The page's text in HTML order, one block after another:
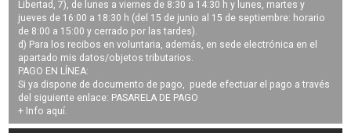
Libertad, 7), de lunes a viernes de 8:30 a 14:30 h y lunes, martes y
jueves de 16:00 a 18:30 h (del 15 de junio al 15 de septiembre: horario
de 8:00 a 15:00 y cerrado por las tardes).
d) Para los recibos en voluntaria, además, en sede electrónica en el
apartado mis datos/objetos tributarios.
PAGO EN LÍNEA:
Si ya dispone de documento de pago, puede efectuar el pago a través
del siguiente enlace: PASARELA DE PAGO
+ Info aquí.